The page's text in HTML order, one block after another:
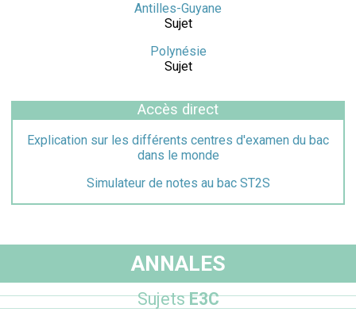
Antilles-Guyane
Sujet
Polynésie
Sujet
Accès direct
Explication sur les différents centres d'examen du bac
dans le monde
Simulateur de notes au bac ST2S
ANNALES
SujetsE3C